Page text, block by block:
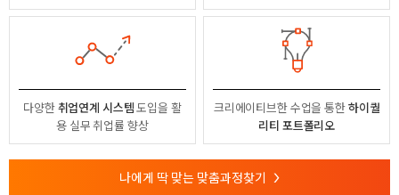
다양한취업연계 시스템도입을 활
용실무 취업률 향상
크리에이티브한 수업을 통한하이퀄
리티 포트폴리오
나에게 딱 맞는 맞춤과정찾기 >